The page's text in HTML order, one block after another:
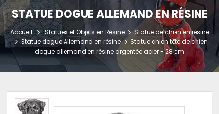
STATUE DOGUE ALLEMAND EN RÉSINE
Accueil Statues et Objets en Résine
Statue de chien en résine
Statue dogue Allemand en résine
Statue chien tête de chien
dogue allemand en résine argentée acier - 28 cm